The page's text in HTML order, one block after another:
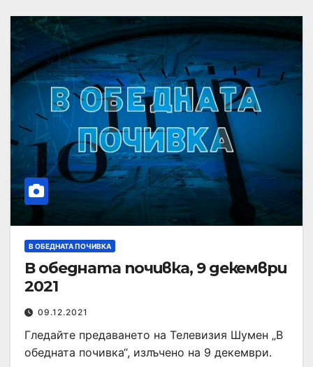
В ОБЕДНАТА ПОЧИВКА
В обедната почивка, 9 декември
2021
09.12.2021
Гледайте предаването на Телевизия Шумен „В
обедната почивка“, излъчено на 9 декември.